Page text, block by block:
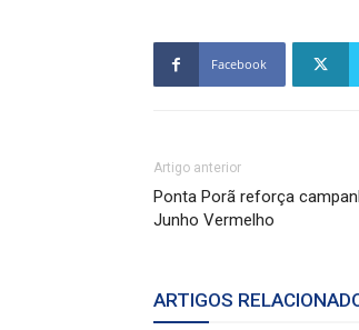
Facebook
Artigo anterior
Ponta Porã reforça
Junho Vermelho
ARTIGOS